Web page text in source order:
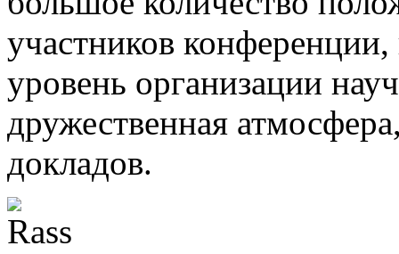
участников
уровень организации
дружественная
докладов.